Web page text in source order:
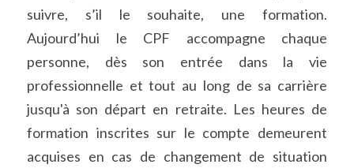
suivre, s’il le souhaite, une formation.
Aujourd’hui le CPF accompagne chaque
personne, dès son entrée dans la vie
professionnelle et tout au long de sa carrière
jusqu'à son départ en retraite. Les heures de
formation inscrites sur le compte demeurent
acquises en cas de changement de situation